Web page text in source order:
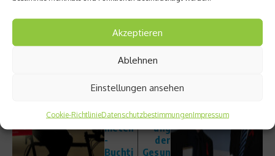
Akzeptieren
Ablehnen
Einstellungen ansehen
Cookie-RichtlinieDatenschutzbestimmungenImpressum
Triathl
on für
ger –
netzat
hleten
-
Buchti
Nächster Beitrag
Lahm
Intervi
Verleih
ung
der
Gesun